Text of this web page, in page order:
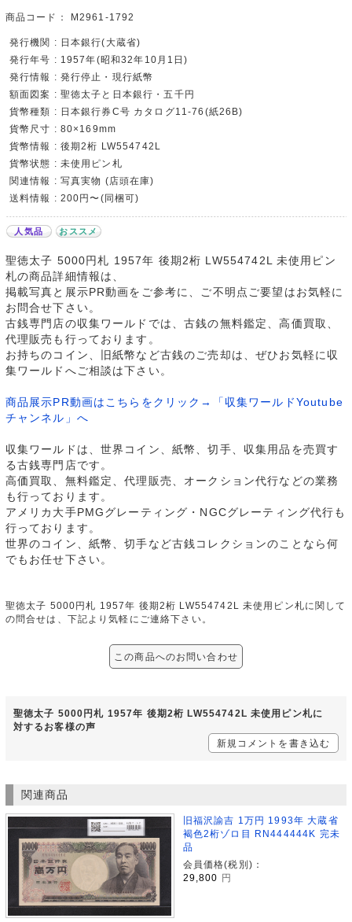
商品コード： M2961-1792
発行機関 : 日本銀行(大蔵省)
発行年号 : 1957年(昭和32年10月1日)
発行情報 : 発行停止・現行紙幣
額面図案 : 聖徳太子と日本銀行・五千円
貨幣種類 : 日本銀行券C号 カタログ11-76(紙26B)
貨幣尺寸 : 80×169mm
貨幣情報 : 後期2桁 LW554742L
貨幣状態 : 未使用ピン札
関連情報 : 写真実物 (店頭在庫)
送料情報 : 200円〜(同梱可)
人気品 おススメ
聖徳太子 5000円札 1957年 後期2桁 LW554742L 未使用ピン
札の商品詳細情報は、
掲載写真と展示PR動画をご参考に、ご不明点ご要望はお気軽に
お問合せ下さい。
古銭専門店の収集ワールドでは、古銭の無料鑑定、高価買取、
代理販売も行っております。
お持ちのコイン、旧紙幣など古銭のご売却は、ぜひお気軽に収
集ワールドへご相談は下さい。
商品展示PR動画はこちらをクリック→「収集ワールドYoutube
チャンネル」へ
収集ワールドは、世界コイン、紙幣、切手、収集用品を売買す
る古銭専門店です。
高価買取、無料鑑定、代理販売、オークション代行などの業務
も行っております。
アメリカ大手PMGグレーティング・NGCグレーティング代行も
行っております。
世界のコイン、紙幣、切手など古銭コレクションのことなら何
でもお任せ下さい。
聖徳太子 5000円札 1957年 後期2桁 LW554742L 未使用ピン札に関して
の問合せは、下記より気軽にご連絡下さい。
この商品へのお問い合わせ
聖徳太子 5000円札 1957年 後期2桁 LW554742L 未使用ピン札に
対するお客様の声
新規コメントを書き込む
関連商品
旧福沢諭吉 1万円 1993年 大蔵省
褐色2桁ゾロ目 RN444444K 完未
品
会員価格(税別)：
29,800
円